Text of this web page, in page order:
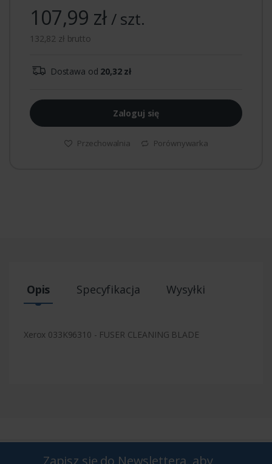
107,99 zł/ szt.
132,82 zł brutto
Dostawa od 20,32 zł
Zaloguj się
Przechowalnia Porównywarka
Opis Specyfikacja Wysyłki
Xerox 033K96310 - FUSER CLEANING BLADE
Zapisz się do Newslettera, aby